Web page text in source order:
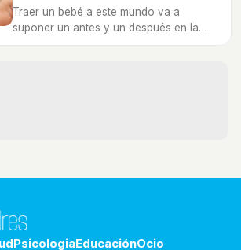
Traer un bebé a este mundo va a
suponer un antes y un después en la
PsicologiaEducaciónOcio